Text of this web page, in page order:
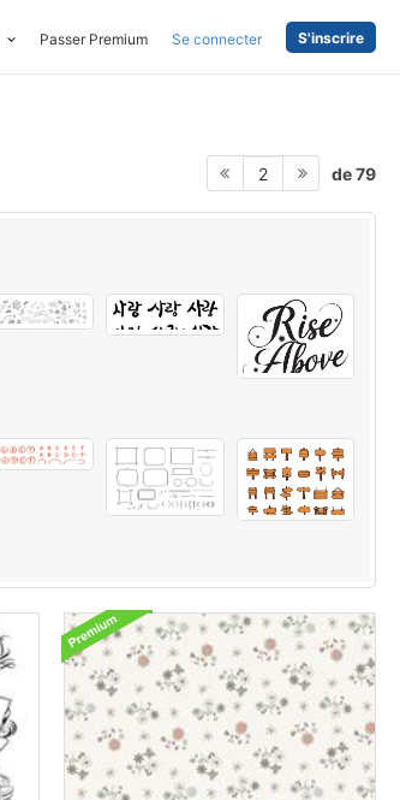
Passer Premium Se connecter S'inscrire
2 de 79